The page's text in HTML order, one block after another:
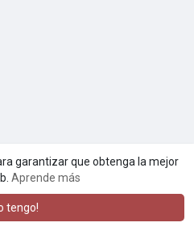
garantizar que obtenga la mejor
Aprende más
tengo!